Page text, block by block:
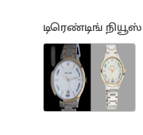
டிரெண்டிங் நியூஸ்